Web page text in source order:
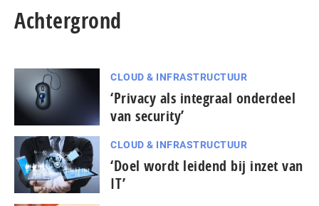
Achtergrond
CLOUD & INFRASTRUCTUUR
‘Privacy als integraal onderdeel
van security’
CLOUD & INFRASTRUCTUUR
‘Doel wordt leidend bij inzet van
IT’